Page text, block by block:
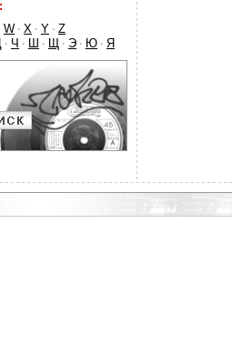
W · X · Y · Z
· Ч · Ш · Щ · Э · Ю · Я